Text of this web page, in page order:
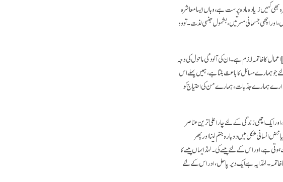
کہیں زیادہ مادہ پرست ہے، وہاں ایسا معاشرہ
اچھی جسمانی مسرتیں، بشمول جنسی لذت۔ تو وہ
اعمال کا خاتمہ لازم ہے۔ ان کی آلودگی ماحول کی وجہ
جو ہمارے مسائل کا باعث بنتا ہے، ہمیں پہلے اس
ادارے ہمارے جذبات، ہمارے من کی احتیاج کو
ایک اچھی زندگی کے لئے چار اعلیٰ ترین عناصر
انسانی شکل میں دوبارہ جنم لینا اور پھر
ہے، اور اس کے لئے پیسے کی۔ لہٰذا یہاں پیسے کا
لہٰذا یہ ہے ایک دیرپا حل، اور اس کے لئے